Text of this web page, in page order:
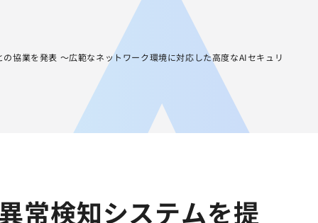
協業を発表 ～広範なネットワーク環境に対応した高度なAIセキュリ
常検知システムを提